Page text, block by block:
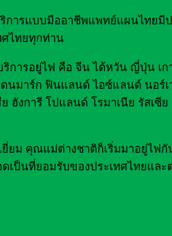
ริการแบบมืออาชีพแพทย์แผนไทยมี
ไทยทุกท่าน
ารอยู่ไฟ คือ จีน ไต้หวัน ญี่ปุ่น เก
นมาร์ก ฟินแลนด์ ไอซ์แลนด์ นอร์เ
ฮังการี โปแลนด์ โรมาเนีย รัสเซีย
ยม คุณแม่ต่างชาติก็เริ่มมาอยู่ไฟ
เป็นที่ยอมรับของประเทศไทยและ